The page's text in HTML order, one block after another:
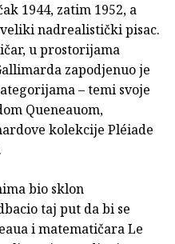
1944, zatim 1952, a
nadrealistički pisac.
u prostorijama
zapodjenuo je
– temi svoje
Queneauom,
kolekcije Pléiade
bio sklon
taj put da bi se
i matematičara Le